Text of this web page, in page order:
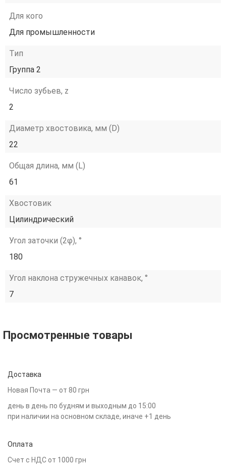
Для кого
Для промышленности
Тип
Группа 2
Число зубьев, z
2
Диаметр хвостовика, мм (D)
22
Общая длина, мм (L)
61
Хвостовик
Цилиндрический
Угол заточки (2φ), °
180
Угол наклона стружечных канавок, °
7
Просмотренные товары
Доставка
Новая Почта — от 80 грн
день в день по будням и выходным до 15:00
при наличии на основном складе, иначе +1 день
Оплата
Счет с НДС от 1000 грн